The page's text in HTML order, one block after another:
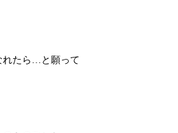
れたら…と願って